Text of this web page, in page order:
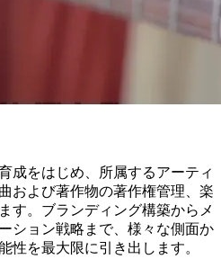
成をはじめ、所属するアーティ
および著作物の著作権管理、楽
す。ブランディング構築からメ
ション戦略まで、様々な側面か
性を最大限に引き出します。